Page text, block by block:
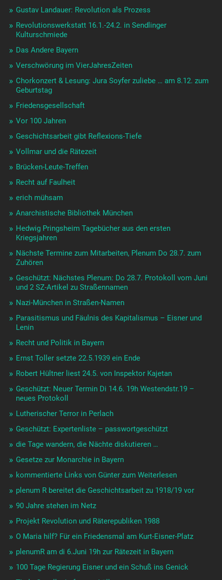
Gustav Landauer: Revolution als Prozess
Revolutionswerkstatt 16.1.-24.2. in Sendlinger
Kulturschmiede
Das Andere Bayern
Verschwörung im VierJahresZeiten
Chorkonzert & Lesung: Jura Soyfer zuliebe … am 8.12. zum
Geburtstag
Friedensgesellschaft
Vor 100 Jahren
Geschichtsarbeit gibt Reflexions-Tiefe
Vollmar und die Rätezeit
Brücken-Leute-Treffen
Recht auf Faulheit
erich mühsam
Anarchistische Bibliothek München
Hedwig Pringsheim Tagebücher aus den ersten
Kriegsjahren
Nächste Termine zum Mitarbeiten, Plenum Do 28.7. zum
Zuhören
Geschützt: Nächstes Plenum: Do 28.7. Protokoll vom Juni
und 2 SZ-Artikel zu Straßennamen
Nazi-München in Straßen-Namen
Parasitismus und Fäulnis des Kapitalismus – Eisner und
Lenin
Recht und Politik in Bayern
Ernst Toller setzte 22.5.1939 ein Ende
Robert Hültner liest 24.5. von Inspektor Kajetan
Geschützt: Neuer Termin Di 14.6. 19h Westendstr.19 –
neues Protokoll
Lutherischer Terror in Perlach
Geschützt: Expertenliste – passwortgeschützt
die Tage wandern, die Nächte diskutieren …
Gesetze zur Monarchie in Bayern
kommentierte Links von Günter zum Weiterlesen
plenum R bereitet die Geschichtsarbeit zu 1918/19 vor
90 Jahre stehen im Netz
Projekt Revolution und Räterepubliken 1988
O Maria hilf? Für ein Friedensmal am Kurt-Eisner-Platz
plenumR am di 6.Juni 19h zur Rätezeit in Bayern
100 Tage Regierung Eisner und ein Schuß ins Genick